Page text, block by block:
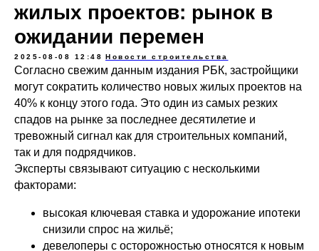
жилых проектов: рынок в
ожидании перемен
2025-08-08 12:48 Новости строительства
Согласно свежим данным издания РБК, застройщики
могут сократить количество новых жилых проектов на
40% к концу этого года. Это один из самых резких
спадов на рынке за последнее десятилетие и
тревожный сигнал как для строительных компаний,
так и для подрядчиков.
Эксперты связывают ситуацию с несколькими
факторами:
высокая ключевая ставка и удорожание ипотеки
снизили спрос на жильё;
девелоперы с осторожностью относятся к новым